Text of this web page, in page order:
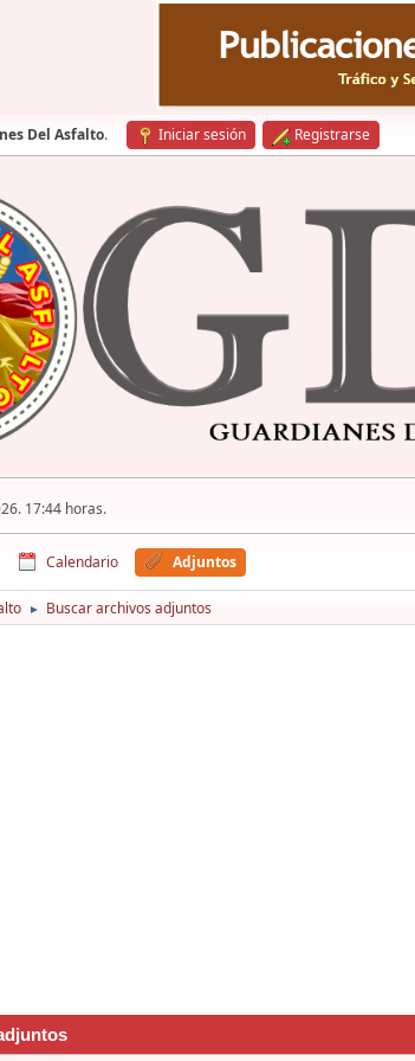
Del Asfalto. Iniciar sesión Registrarse
17:44 horas.
Calendario Adjuntos
► Buscar archivos adjuntos